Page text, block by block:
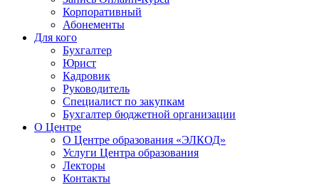
Корпоративный
Абонементы
Для кого
Бухгалтер
Юрист
Кадровик
Руководитель
Специалист по закупкам
Бухгалтер бюджетной организации
О Центре
О Центре образования «ЭЛКОД»
Услуги Центра образования
Лекторы
Контакты